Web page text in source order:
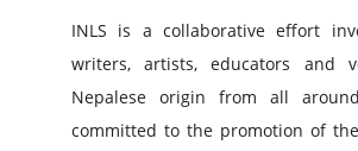
INLS is a collaborative effort
writers, artists, educators and
Nepalese origin from all
committed to the promotion of